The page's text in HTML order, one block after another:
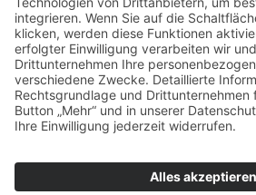
Centrum Bavaria Bohemia (CeBB)
Dr. Veronika Hofinger
Freyung 1, 92539 Schönsee
Tel.:+49 (0)9674 / 92 48 78
veronika.hofinger@cebb.de